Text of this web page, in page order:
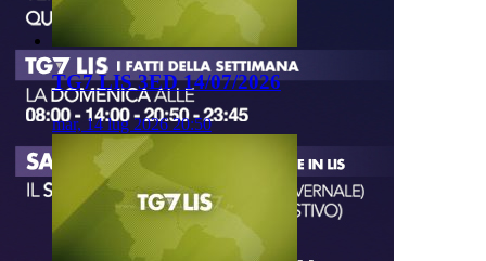
TG7 LIS 3ED 14/07/2026
mar, 14 lug 2026 20:50